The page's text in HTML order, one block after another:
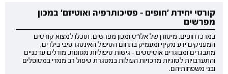
קורסי יחידת 'חופים - פסיכותרפיה ואוטיזם' במכון
מפרשים
במרכז חופים, מיסודן של אלו"ט ומכון מפרשים, תוכלו למצוא קורסים
המעניקים ידע מקיף ומעמיק בתחום הטיפול האינטגרטיבי בילדים,
מתבגרים ומבוגרים אוטיסטים - גישות טיפוליות מגוונות, מודלים עדכניים
והתערבויות לסוגיות מרכזיות העולות במסגרת טיפול רב ממדי במטופלים
ובני משפחותיהם.